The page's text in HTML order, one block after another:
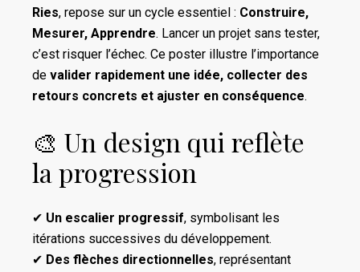
Ries, repose sur un cycle essentiel : Construire,
Mesurer, Apprendre. Lancer un projet sans tester,
c’est risquer l’échec. Ce poster illustre l’importance
devalider rapidement une idée, collecter des
retours concrets et ajuster en conséquence.
🎨 Un design qui reflète
la progression
✔ Un escalier progressif, symbolisant les
itérations successives du développement.
✔ Des flèches directionnelles, représentant